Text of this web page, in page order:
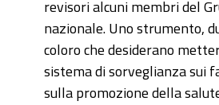
revisori alcuni membri del
nazionale. Uno strumento,
coloro che desiderano
sistema di sorveglianza sui
sulla promozione della